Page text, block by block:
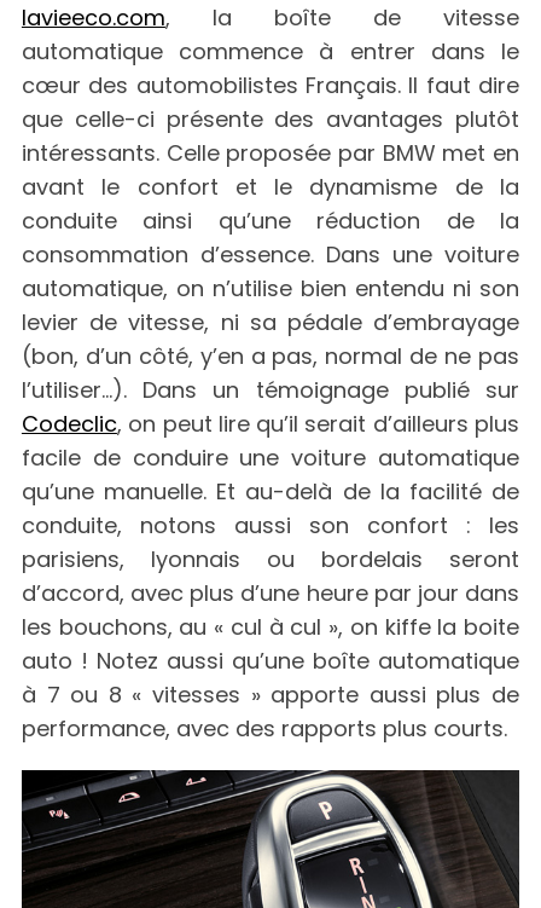
lavieeco.com, la boîte de vitesse
automatique commence à entrer dans le
cœur des automobilistes Français. Il faut dire
que celle-ci présente des avantages plutôt
intéressants. Celle proposée par BMW met en
avant le confort et le dynamisme de la
conduite ainsi qu’une réduction de la
consommation d’essence. Dans une voiture
automatique, on n’utilise bien entendu ni son
levier de vitesse, ni sa pédale d’embrayage
(bon, d’un côté, y’en a pas, normal de ne pas
l’utiliser…). Dans un témoignage publié sur
Codeclic, on peut lire qu’il serait d’ailleurs plus
facile de conduire une voiture automatique
qu’une manuelle. Et au-delà de la facilité de
conduite, notons aussi son confort : les
parisiens, lyonnais ou bordelais seront
d’accord, avec plus d’une heure par jour dans
les bouchons, au « cul à cul », on kiffe la boite
auto ! Notez aussi qu’une boîte automatique
à 7 ou 8 « vitesses » apporte aussi plus de
performance, avec des rapports plus courts.